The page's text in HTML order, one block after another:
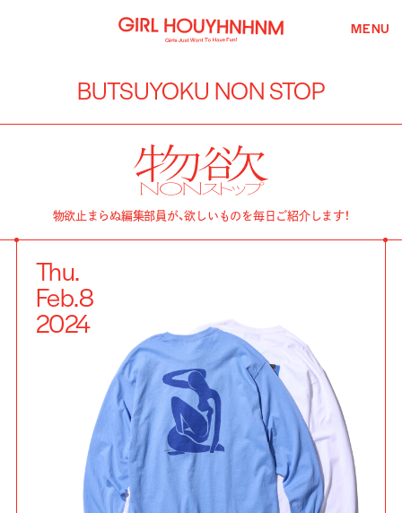
MENU
BUTSUYOKU NON STOP
物欲止まらぬ編集部員が、欲しいものを毎日ご紹介します！
Thu.
Feb.8
2024